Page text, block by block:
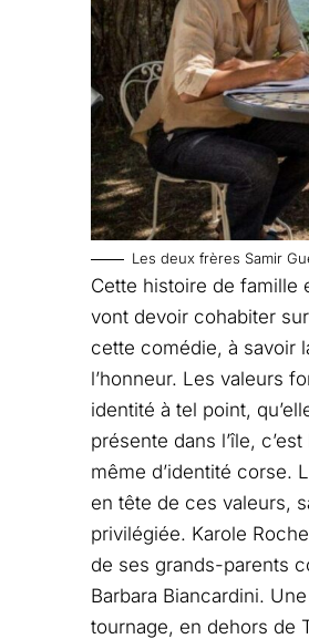
Les deux frères Samir
Cette histoire de famille
vont devoir cohabiter
cette comédie, à savoir
l’honneur. Les valeurs
identité à tel point,
présente dans l’île,
même d’identité corse.
en tête de ces valeurs,
privilégiée. Karole
de ses grands-parents
Barbara Biancardini.
tournage, en dehors de